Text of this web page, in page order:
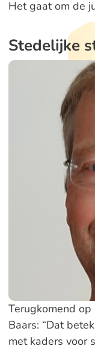
Het gaat om de
Stedelijke
Terugkomend op
Baars: “Dat
met kaders voor